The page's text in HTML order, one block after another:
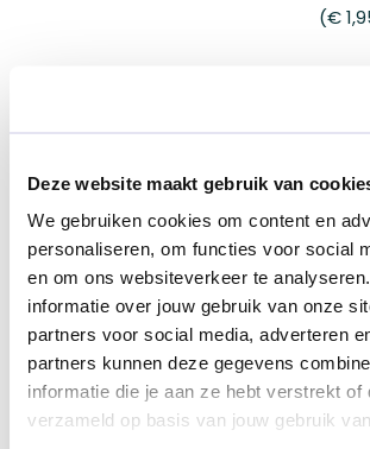
Deze website maakt gebruik van
We gebruiken cookies om content en
personaliseren, om functies voor social
en om ons websiteverkeer te
informatie over jouw gebruik van onze
partners voor social media, adverteren
partners kunnen deze gegevens
informatie die je aan ze hebt verstrekt of
verzameld op basis van jouw gebruik
€
Is het bezorgadres in Nederland?
Ja
Nee
Dit product toevoegen